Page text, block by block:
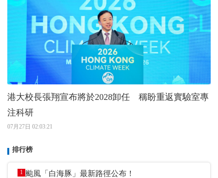
港大校長張翔宣布將於2028卸任 稱盼重返實驗室專
注科研
07月27日 02:03:21
排行榜
1 颱風「白海豚」最新路徑公布！